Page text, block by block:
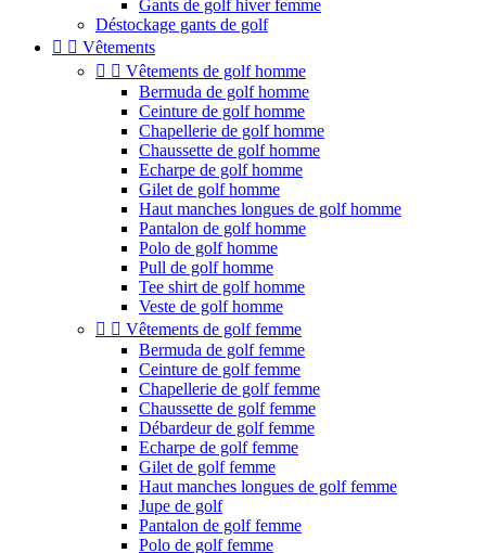
Gants de golf hiver femme
Déstockage gants de golf
  Vêtements
  Vêtements de golf homme
Bermuda de golf homme
Ceinture de golf homme
Chapellerie de golf homme
Chaussette de golf homme
Echarpe de golf homme
Gilet de golf homme
Haut manches longues de golf homme
Pantalon de golf homme
Polo de golf homme
Pull de golf homme
Tee shirt de golf homme
Veste de golf homme
  Vêtements de golf femme
Bermuda de golf femme
Ceinture de golf femme
Chapellerie de golf femme
Chaussette de golf femme
Débardeur de golf femme
Echarpe de golf femme
Gilet de golf femme
Haut manches longues de golf femme
Jupe de golf
Pantalon de golf femme
Polo de golf femme